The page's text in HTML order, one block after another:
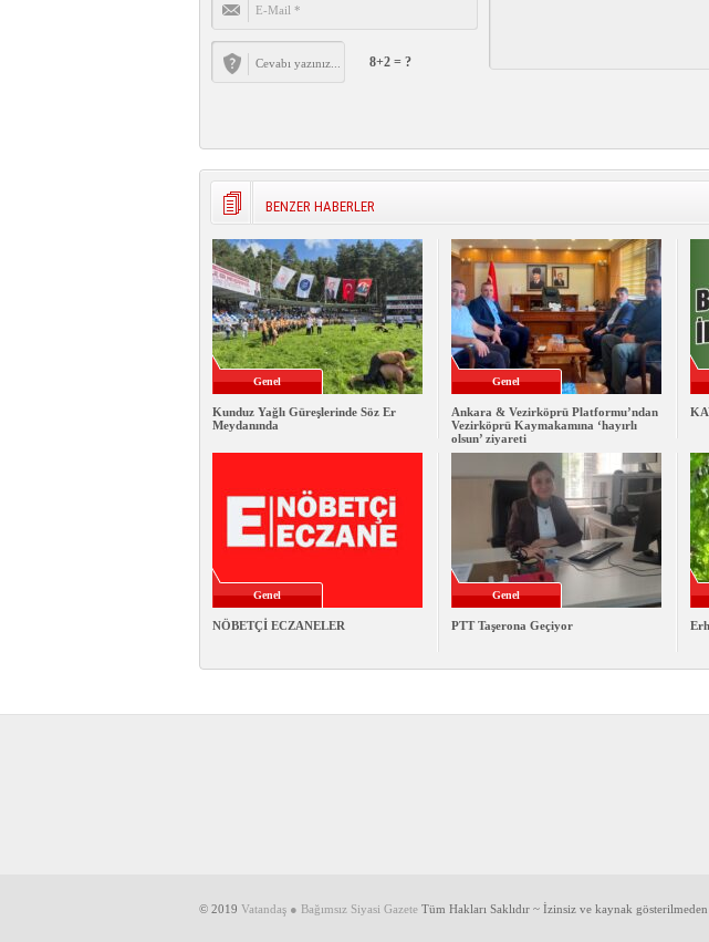
8+2 = ?
BENZER HABERLER
Genel
Kunduz Yağlı Güreşlerinde Söz Er
Meydanında
Genel
Ankara & Vezirköprü Platformu’ndan
Vezirköprü Kaymakamına ‘hayırlı
olsun’ ziyareti
Genel
NÖBETÇİ ECZANELER
Genel
PTT Taşerona Geçiyor
© 2019 Vatandaş ● Bağımsız Siyasi GazeteTüm Hakları Saklıdır ~ İzinsiz ve kaynak gösterilmeden